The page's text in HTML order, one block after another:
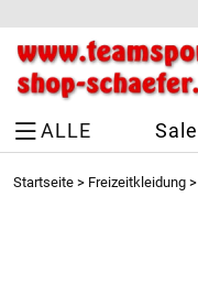
ALLE Sale
Startseite > Freizeitkleidung >